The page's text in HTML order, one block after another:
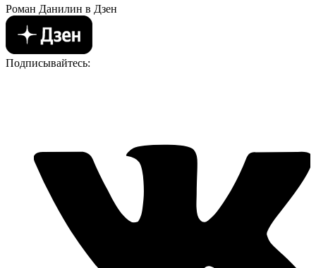
Роман Данилин в Дзен
Подписывайтесь: